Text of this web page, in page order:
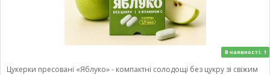
В наявності: 1
Цукерки пресовані «Яблуко» - компактні солодощі без цукру зі свіжим